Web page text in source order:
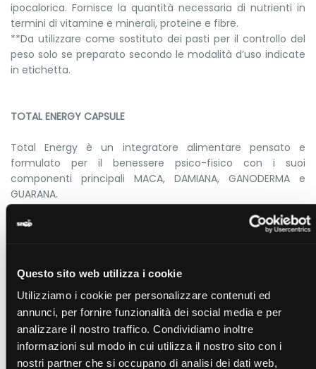
Questo sito web utilizza i cookie
Utilizziamo i cookie per personalizzare contenuti ed
annunci, per fornire funzionalità dei social media e per
analizzare il nostro traffico. Condividiamo inoltre
informazioni sul modo in cui utilizza il nostro sito con i
nostri partner che si occupano di analisi dei dati web,
ipocalorica. Fornisce la quantità necessaria di nutrienti in
termini di vitamine e minerali, proteine e fibre.
**Da utilizzare come sostituto dei pasti per il controllo del
peso solo se preparato secondo le modalità d’uso indicate
in etichetta.
TOTAL ENERGY CAPSULE
Total Energy è un integratore alimentare pensato e
formulato per il benessere psico-fisico con i suoi
componenti principali MACA, DAMIANA, GANODERMA e
GUARANA.
ricca in carboidrati, proteine, calcio, ferro, selenio e zinco
La Damiana è una pianta tradizionalmente utilizzata come
I componenti attivi sono oli essenziali, glicosidi, resine, acidi
grassi, tannini e polisaccaridi.
L’azione tonico stimolante può essere d’aiuto in caso di
affaticamento fisico e psichico, stress ed ansia.
Il Ganoderma può essere d’aiuto nella prevenzione delle